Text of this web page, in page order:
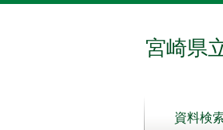
宮崎県
資料検